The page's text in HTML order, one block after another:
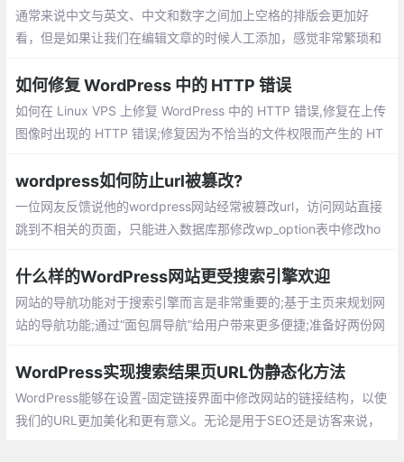
ess慢的慢的问题
通常来说中文与英文、中文和数字之间加上空格的排版会更加好
看，但是如果让我们在编辑文章的时候人工添加，感觉非常繁琐和
实现中英文数字之间自动加空格的排版技巧
如何修复 WordPress 中的 HTTP 错误
如何在 Linux VPS 上修复 WordPress 中的 HTTP 错误,修复在上传
图像时出现的 HTTP 错误;修复因为不恰当的文件权限而产生的 HT
文件错误配置而产生的 HTTP 错误...
wordpress如何防止url被篡改?
一位网友反馈说他的wordpress网站经常被篡改url，访问网站直接
跳到不相关的页面，只能进入数据库那修改wp_option表中修改ho
什么样的WordPress网站更受搜索引擎欢迎
网站的导航功能对于搜索引擎而言是非常重要的;基于主页来规划网
站的导航功能;通过“面包屑导航”给用户带来更多便捷;准备好两份网
WordPress实现搜索结果页URL伪静态化方法
WordPress能够在设置-固定链接界面中修改网站的链接结构，以使
我们的URL更加美化和更有意义。无论是用于SEO还是访客来说，